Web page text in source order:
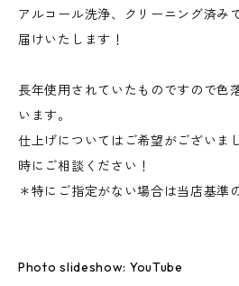
アルコール洗浄、クリーニング済み
届けいたします！
長年使用されていたものですので色
います。
仕上げについてはご希望がございま
時にご相談ください！
＊特にご指定がない場合は当店基準
Photo slideshow: YouTube